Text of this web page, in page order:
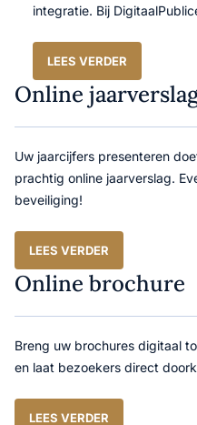
integratie. Bij
LEES VERDER
Online
Uw jaarcijfers presenteren
prachtig online jaarverslag.
beveiliging!
LEES VERDER
Online brochure
Breng uw brochures digitaal
en laat bezoekers direct
LEES VERDER